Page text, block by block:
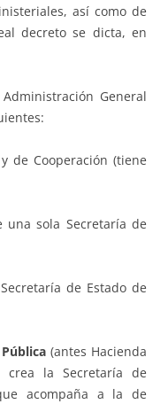
así como de
decreto se dicta, en
Administración General
y de Cooperación (tiene
una sola Secretaría de
de Estado de
(antes Hacienda
crea la Secretaría de
acompaña a la de